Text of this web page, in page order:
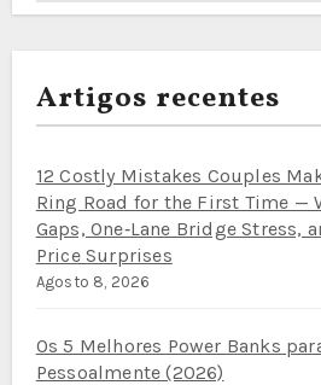
Artigos recentes
12 Costly Mistakes Couples
Ring Road for the First Time —
Gaps, One‑Lane Bridge Stress,
Price Surprises
Agosto 8, 2026
Os 5 Melhores Power Banks
Pessoalmente (2026)